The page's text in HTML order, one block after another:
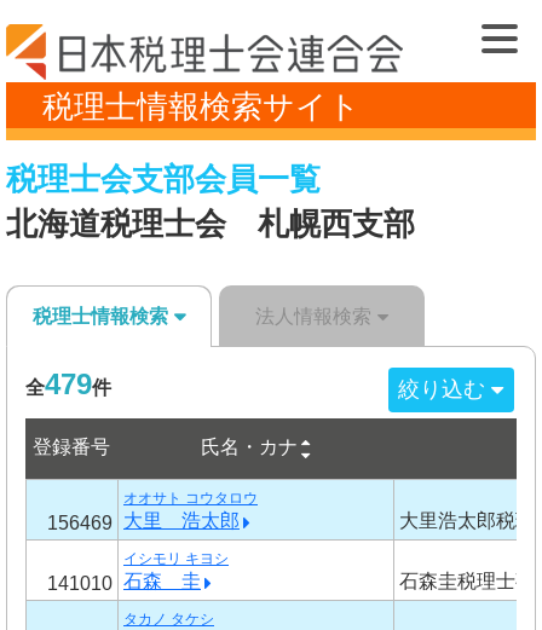
税理士情報検索サイト
税理士会支部会員一覧
北海道税理士会 札幌西支部
税理士情報検索 法人情報検索
全479件 絞り込む
登録番号 氏名・カナ
156469
オオサト コウタロウ
大里 浩太郎 大里浩太郎税理
141010
イシモリ キヨシ
石森 圭 石森圭税理士事
タカノ タケシ